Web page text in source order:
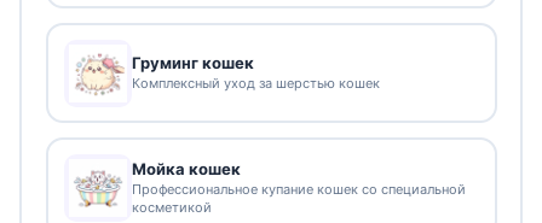
Груминг кошек
Комплексный уход за шерстью кошек
Мойка кошек
Профессиональное купание кошек со специальной
косметикой